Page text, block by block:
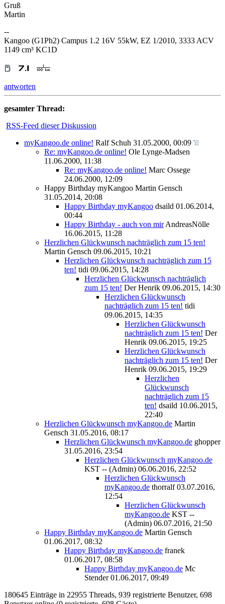
Gruß
Martin
--
Kangoo (G1Ph2) Campus 1.2 16V 55kW, EZ 1/2010, 3333 ACV
1149 cm³ KC1D
antworten
gesamter Thread:
RSS-Feed dieser Diskussion
myKangoo.de online! Ralf Schuh 31.05.2000, 00:09
Re: myKangoo.de online! Ole Lynge-Madsen
11.06.2000, 11:38
Re: myKangoo.de online! Marc Ossege
24.06.2000, 12:09
Happy Birthday myKangoo Martin Gensch
31.05.2014, 20:08
Happy Birthday myKangoo dsaild 01.06.2014,
00:44
Happy Birthday - auch von mir AndreasNölle
16.06.2015, 11:28
Herzlichen Glückwunsch nachträglich zum 15 ten!
Martin Gensch 09.06.2015, 10:21
Herzlichen Glückwunsch nachträglich zum 15
ten! tidi 09.06.2015, 14:28
Herzlichen Glückwunsch nachträglich
zum 15 ten! Der Henrik 09.06.2015, 14:30
Herzlichen Glückwunsch
nachträglich zum 15 ten! tidi
09.06.2015, 14:35
Herzlichen Glückwunsch
nachträglich zum 15 ten! Der
Henrik 09.06.2015, 19:25
Herzlichen Glückwunsch
nachträglich zum 15 ten! Der
Henrik 09.06.2015, 19:29
Herzlichen
Glückwunsch
nachträglich zum 15
ten! dsaild 10.06.2015,
22:40
Herzlichen Glückwunsch myKangoo.de Martin
Gensch 31.05.2016, 08:17
Herzlichen Glückwunsch myKangoo.de ghopper
31.05.2016, 23:54
Herzlichen Glückwunsch myKangoo.de
KST -- (Admin) 06.06.2016, 22:52
Herzlichen Glückwunsch
myKangoo.de thorralf 03.07.2016,
12:54
Herzlichen Glückwunsch
myKangoo.de KST --
(Admin) 06.07.2016, 21:50
Happy Birthday myKangoo.de Martin Gensch
01.06.2017, 08:32
Happy Birthday myKangoo.de franek
01.06.2017, 08:58
Happy Birthday myKangoo.de Mc
Stender 01.06.2017, 09:49
180645 Einträge in 22955 Threads, 939 registrierte Benutzer, 698